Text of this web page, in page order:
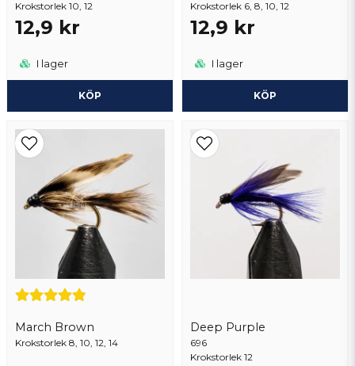
Krokstorlek 10, 12
12,9 kr
I lager
KÖP
Krokstorlek 6, 8, 10, 12
12,9 kr
I lager
KÖP
March Brown
Krokstorlek 8, 10, 12, 14
Deep Purple
696
Krokstorlek 12
Skicka fråga